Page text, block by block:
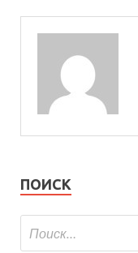
ПОИСК